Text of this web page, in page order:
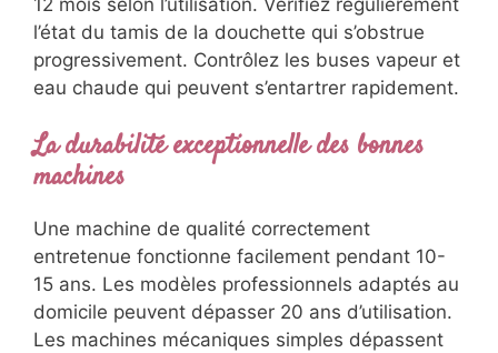
12 mois selon l’utilisation. Vérifiez régulièrement
l’état du tamis de la douchette qui s’obstrue
progressivement. Contrôlez les buses vapeur et
eau chaude qui peuvent s’entartrer rapidement.
La durabilité exceptionnelle des bonnes
machines
Une machine de qualité correctement
entretenue fonctionne facilement pendant 10-
15 ans. Les modèles professionnels adaptés au
domicile peuvent dépasser 20 ans d’utilisation.
Les machines mécaniques simples dépassent